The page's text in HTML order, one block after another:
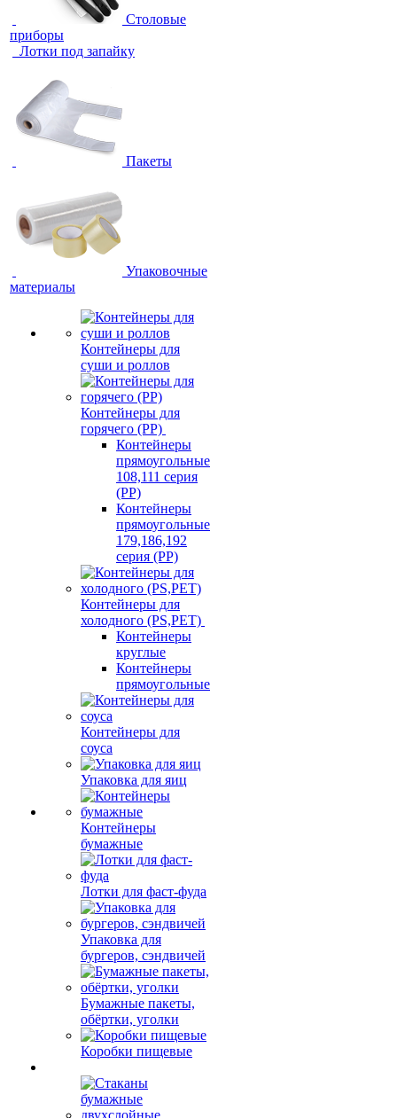
Столовые
приборы
Лотки под запайку
Пакеты
Упаковочные
материалы
Контейнеры для
суши и роллов
Контейнеры для
горячего (PP)
Контейнеры
прямоугольные
108,111 серия
(PP)
Контейнеры
прямоугольные
179,186,192
серия (PP)
Контейнеры для
холодного (PS,PET)
Контейнеры
круглые
Контейнеры
прямоугольные
Контейнеры для
соуса
Упаковка для яиц
Контейнеры
бумажные
Лотки для фаст-фуда
Упаковка для
бургеров, сэндвичей
Бумажные пакеты,
обёртки, уголки
Коробки пищевые